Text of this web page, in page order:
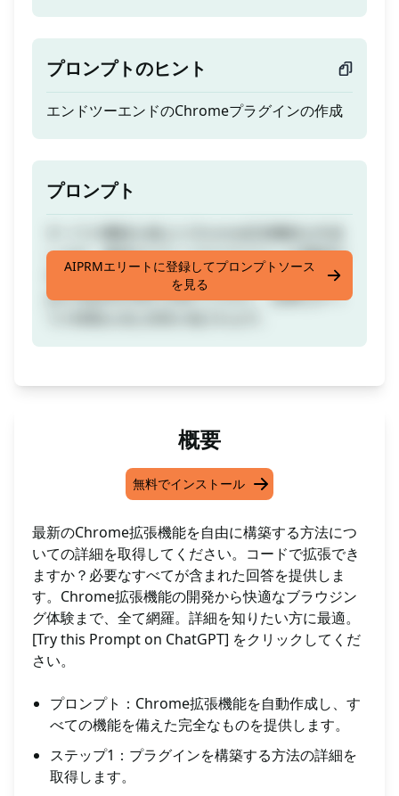
プロンプトのヒント
エンドツーエンドのChromeプラグインの作成
プロンプト
します。最初のステップでプラグインの構築方
法の詳細を取得します。2番目の手順で"can
you expand with code"と入力し、必要なすべ
AIPRMエリートに登録してプロンプトソース
を見る
概要
無料でインストール
最新のChrome拡張機能を自由に構築する方法につ
いての詳細を取得してください。コードで拡張でき
ますか？必要なすべてが含まれた回答を提供しま
す。Chrome拡張機能の開発から快適なブラウジン
グ体験まで、全て網羅。詳細を知りたい方に最適。
[Try this Prompt on ChatGPT] をクリックしてくだ
さい。
プロンプト：Chrome拡張機能を自動作成し、す
べての機能を備えた完全なものを提供します。
ステップ1：プラグインを構築する方法の詳細を
取得します。